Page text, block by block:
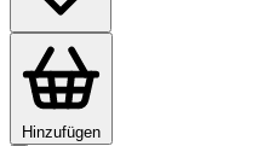
Hinzufügen